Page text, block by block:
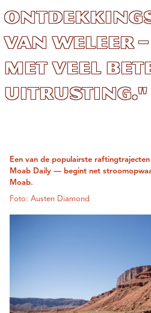
van weleer
met veel
uitrusting."
Een van de populairste
Moab Daily — begint net
Moab.
Foto: Austen Diamond